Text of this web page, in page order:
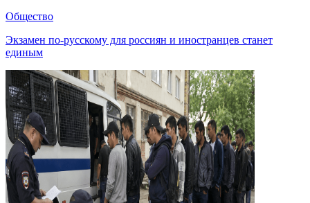
Общество
Экзамен по-русскому для россиян и иностранцев станет
единым